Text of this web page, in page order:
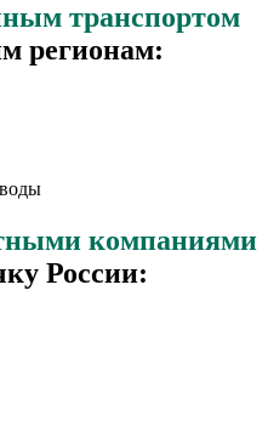
транспортом
регионам:
компаниями
России: